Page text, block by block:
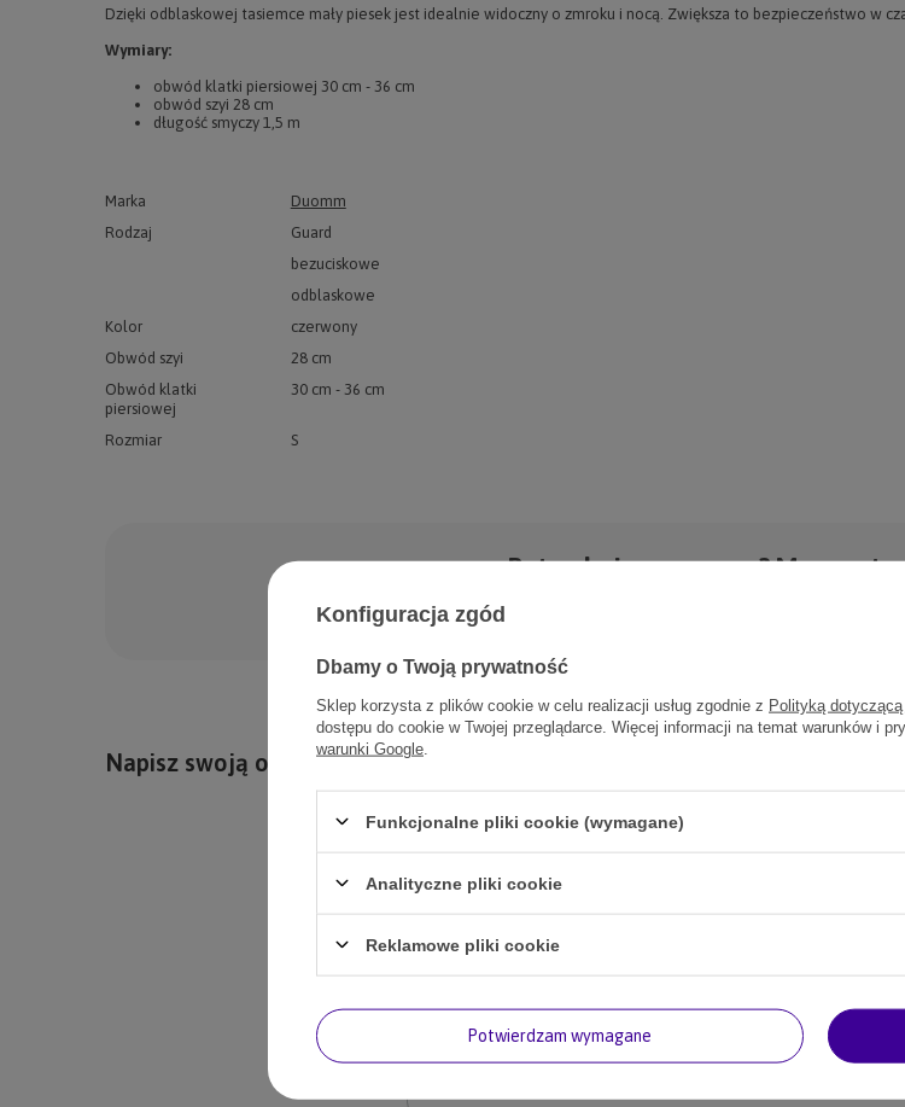
Marka
Duomm
Rodzaj
Guard
bezuciskowe
odblaskowe
Kolor
czerwony
Obwód szyi
28 cm
Obwód klatki
piersiowej
30 cm - 36 cm
Rozmiar S
Dzięki odblaskowej tasiemce mały piesek jest idealnie widoczny o zmroku i nocą. Zwiększa to bezpieczeństwo w
Wymiary:
obwód klatki piersiowej 30 cm - 36 cm
obwód szyi 28 cm
długość smyczy 1,5 m
Potrzebujesz pomocy? Masz
Zadaj pytanie a my odpowiemy niezwłocznie, najciekawsze pytania i
Napisz swoją opinię
Konfiguracja zgód
Dbamy o Twoją prywatność
Sklep korzysta z plików cookie w celu realizacji usług zgodnie z Polityką
dostępu do cookie w Twojej przeglądarce. Więcej informacji na temat warunków i
warunki Google
Funkcjonalne pliki cookie (wymagane)
Analityczne pliki cookie
Reklamowe pliki cookie
Potwierdzam wymagane